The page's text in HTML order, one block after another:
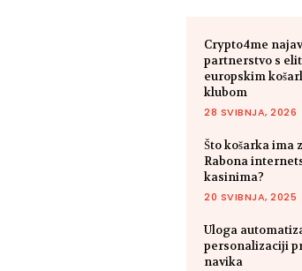
Crypto4me
partnerstvo s
europskim
klubom
28 SVIBNJA, 2026
Što košarka ima
Rabona
kasinima?
20 SVIBNJA, 2025
Uloga
personalizaciji
navika